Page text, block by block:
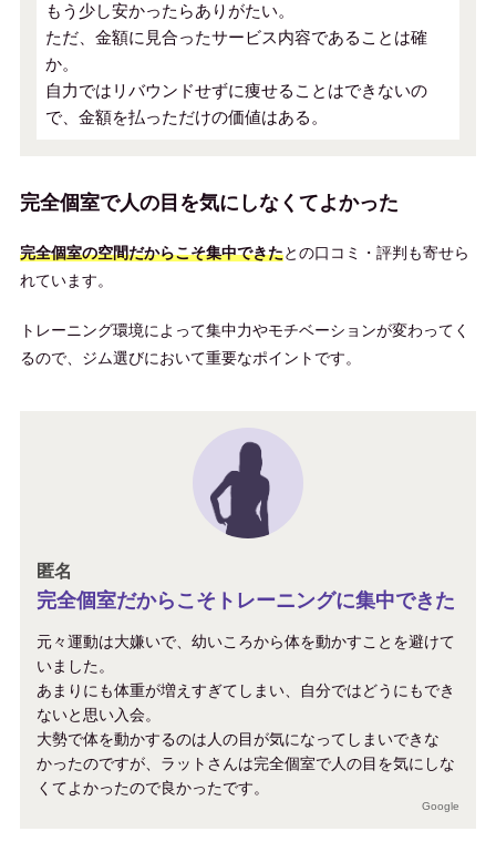
もう少し安かったらありがたい。
ただ、金額に見合ったサービス内容であることは確
か。
自力ではリバウンドせずに痩せることはできないの
で、金額を払っただけの価値はある。
完全個室で人の目を気にしなくてよかった
完全個室の空間だからこそ集中できたとの口コミ・評判も寄せら
れています。
トレーニング環境によって集中力やモチベーションが変わってく
るので、ジム選びにおいて重要なポイントです。
匿名
完全個室だからこそトレーニングに集中できた
元々運動は大嫌いで、幼いころから体を動かすことを避けて
いました。
あまりにも体重が増えすぎてしまい、自分ではどうにもでき
ないと思い入会。
大勢で体を動かするのは人の目が気になってしまいできな
かったのですが、ラットさんは完全個室で人の目を気にしな
くてよかったので良かったです。
Google